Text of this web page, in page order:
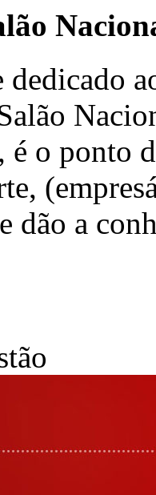
dedicado
o ponto
dão a